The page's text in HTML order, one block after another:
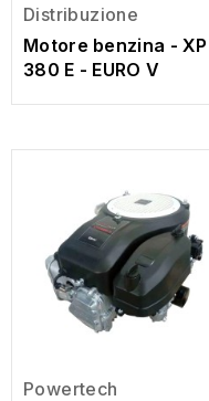
Distribuzione
Motore benzina - XP
380 E - EURO V
Powertech